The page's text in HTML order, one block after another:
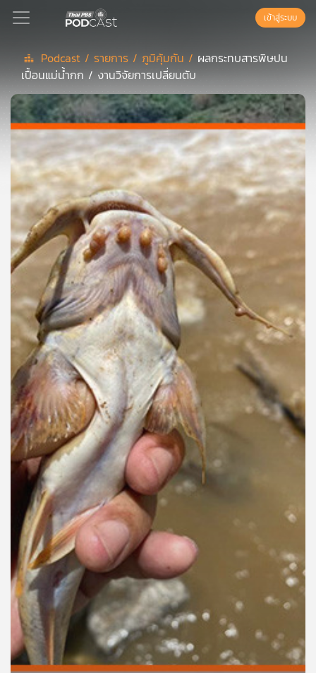
Podcast
เพล
ลิ
สต์
แนะนำ
เพล
ย์
ลิ
ของ
คุณ
เพลง
บทความ
ข่าว
กิจกรรม
เกี่ยว
กับ
เรา
เครือ
ข่าย
เข้าสู่ระบบ
Podcast / รายการ /ภูมิคุ้มกัน / ผลกระทบสารพิษปน
เปื้อนแม่น้ำกก / งานวิจัยการเปลี่ยนตับ